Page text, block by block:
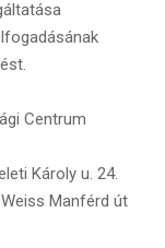
Centrum
Károly u. 24.
Manférd út